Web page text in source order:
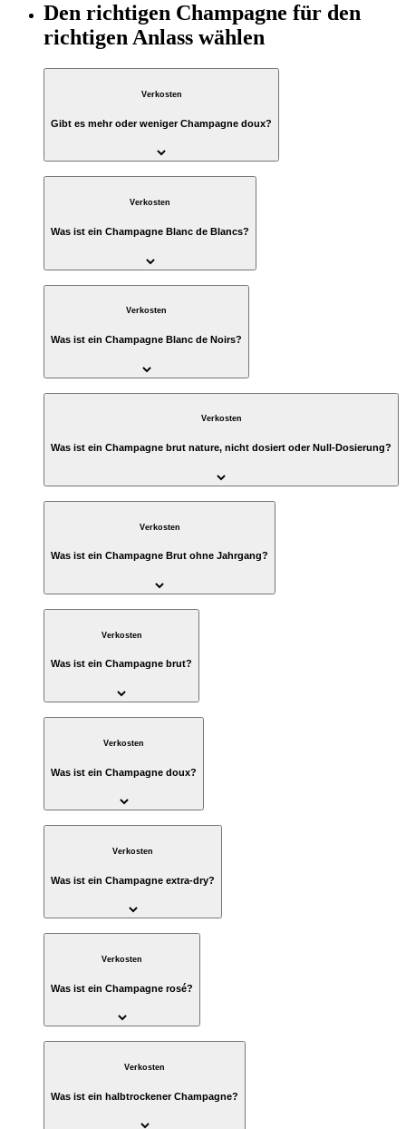
Den richtigen Champagne für den
richtigen Anlass wählen
Verkosten
Gibt es mehr oder weniger Champagne doux?
Verkosten
Was ist ein Champagne Blanc de Blancs?
Verkosten
Was ist ein Champagne Blanc de Noirs?
Verkosten
Was ist ein Champagne brut nature, nicht dosiert oder Null-Dosierung?
Verkosten
Was ist ein Champagne Brut ohne Jahrgang?
Verkosten
Was ist ein Champagne brut?
Verkosten
Was ist ein Champagne doux?
Verkosten
Was ist ein Champagne extra-dry?
Verkosten
Was ist ein Champagne rosé?
Verkosten
Was ist ein halbtrockener Champagne?